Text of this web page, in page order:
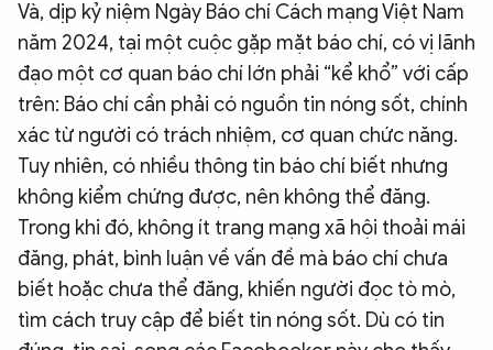
Và, dịp kỷ niệm Ngày Báo chí Cách mạng Việt Nam
năm 2024, tại một cuộc gặp mặt báo chí, có vị lãnh
đạo một cơ quan báo chí lớn phải “kể khổ” với cấp
trên: Báo chí cần phải có nguồn tin nóng sốt, chính
xác từ người có trách nhiệm, cơ quan chức năng.
Tuy nhiên, có nhiều thông tin báo chí biết nhưng
không kiểm chứng được, nên không thể đăng.
Trong khi đó, không ít trang mạng xã hội thoải mái
đăng, phát, bình luận về vấn đề mà báo chí chưa
biết hoặc chưa thể đăng, khiến người đọc tò mò,
tìm cách truy cập để biết tin nóng sốt. Dù có tin